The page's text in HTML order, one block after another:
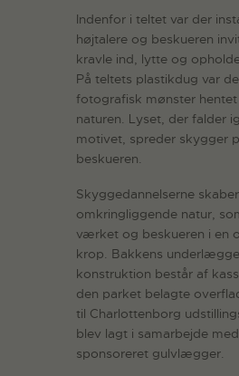
Indenfor i teltet var der
højtalere og beskueren
kravle ind, lytte og
På teltets plastikdug var
fotografisk mønster
naturen. Lyset, der falder
motivet, spreder skygger
beskueren.
Skyggedannelserne
omkringliggende natur,
værket og beskueren i en
krop. Bakkens
konstruktion består af
den parket belagte
til Charlottenborg
blev lagt i samarbejde
sponsoreret gulvlægger.